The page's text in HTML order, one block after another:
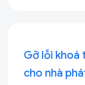
Gỡ lỗi khoá
cho nhà